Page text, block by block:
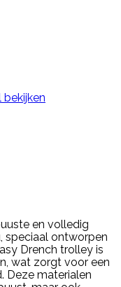
bekijken
en volledig
speciaal ontworpen
Drench trolley is
wat zorgt voor een
Deze materialen